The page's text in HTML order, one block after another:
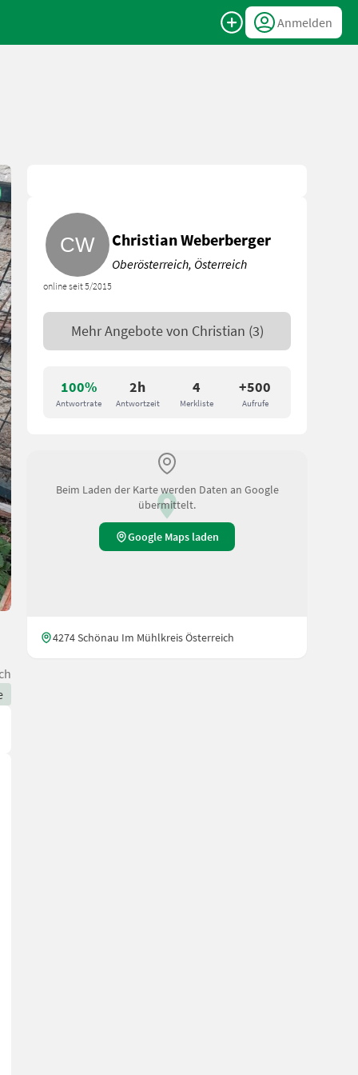
Anmelden
100%
Antwortrate
2h
Antwortzeit
4
Merkliste
+500
Aufrufe
online seit 5/2015
Christian Weberberger
Oberösterreich, Österreich
Mehr Angebote von Christian (3)
Beim Laden der Karte werden Daten an Google
übermittelt.
Google Maps laden
4274 Schönau Im Mühlkreis Österreich